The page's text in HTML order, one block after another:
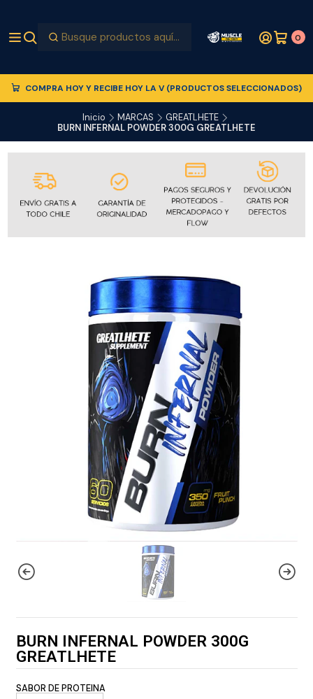
0
COMPRA HOY Y RECIBE HOY LA V (PRODUCTOS SELECCIONADOS)
Inicio MARCAS
GREATLHETE
BURN INFERNAL POWDER 300G GREATLHETE
BURN INFERNAL POWDER 300G
GREATLHETE
SABOR DE PROTEINA